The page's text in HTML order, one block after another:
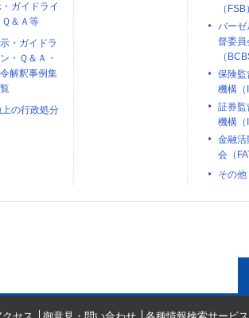
ガイドライ
＆Ａ等
・ガイドラ
・Ｑ＆Ａ・
解釈事例集
の行政処分
（FSB）
バーゼ
督委員
（
保険監
機構（
証券監
機構（
金融活
会（
その他